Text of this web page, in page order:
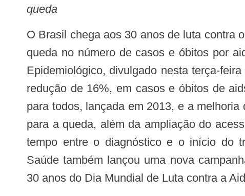
queda
O Brasil chega aos 30 anos de luta contra o HIV e aids com registro de
queda no número de casos e óbitos por
Epidemiológico, divulgado nesta terça-
redução de 16%, em casos e óbitos de
para todos, lançada em 2013, e a
para a queda, além da ampliação do
tempo entre o diagnóstico e o início do
Saúde também lançou uma nova
30 anos do Dia Mundial de Luta contra a